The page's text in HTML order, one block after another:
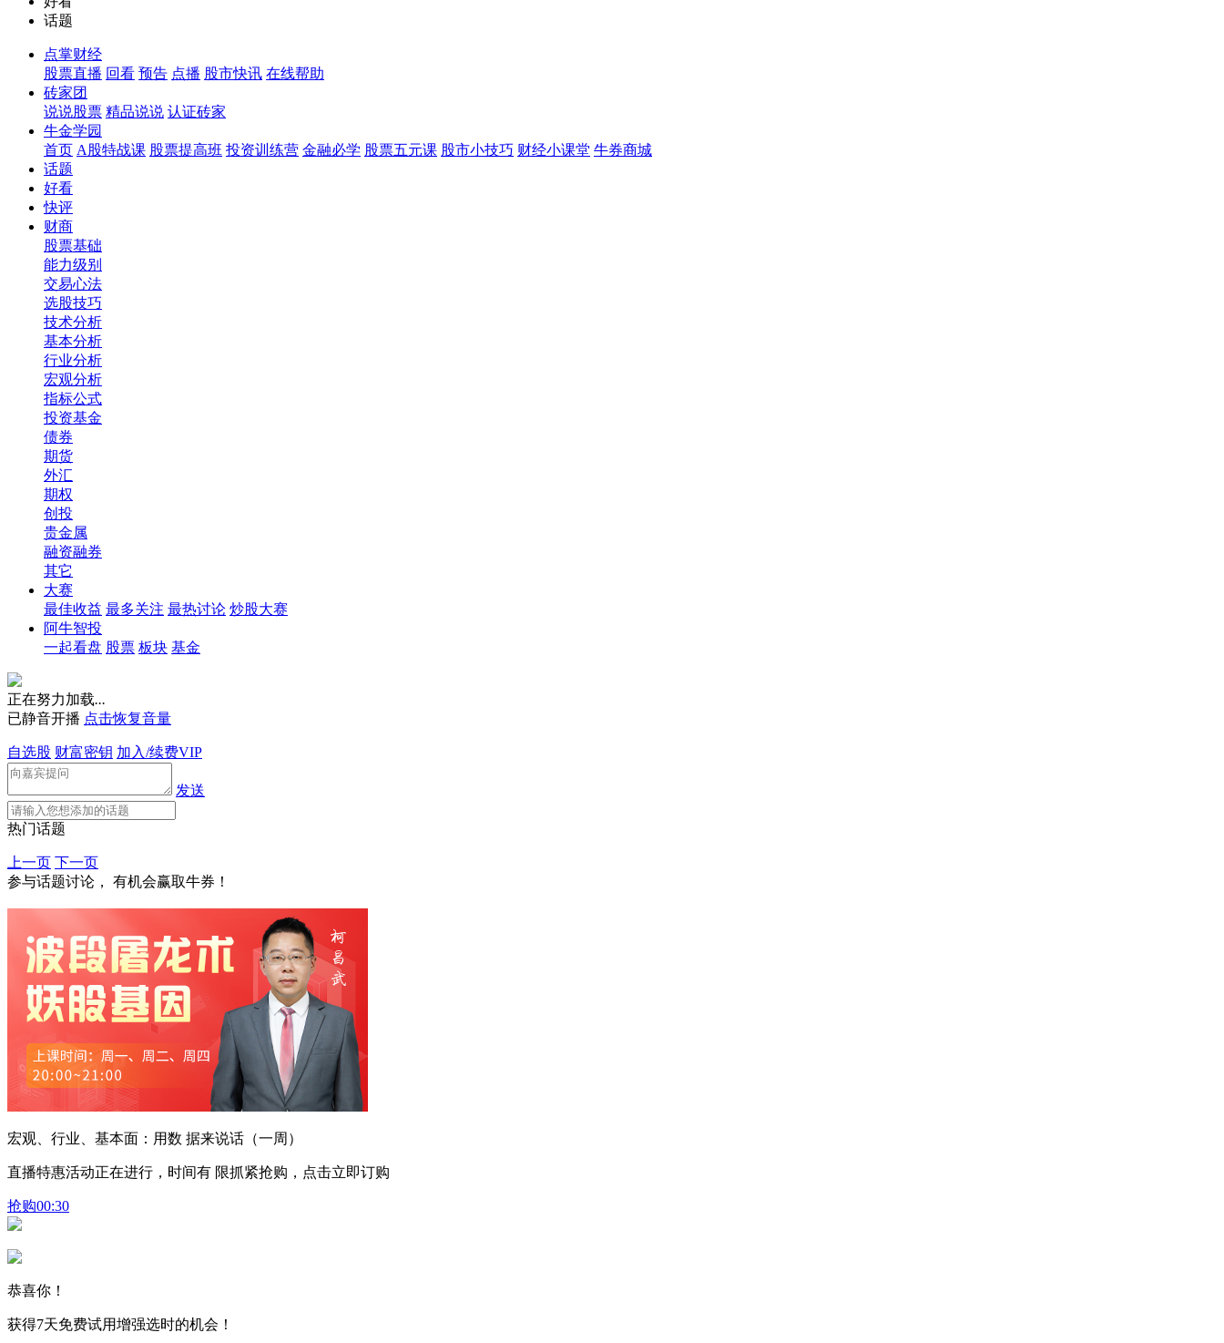
话题
点掌财经
股票直播 回看 预告 点播 股市快讯 在线帮助
砖家团
说说股票 精品说说 认证砖家
牛金学园
首页 A股特战课 股票提高班 投资训练营 金融必学 股票五元课 股市小技巧 财经小课堂 牛券商城
话题
好看
快评
财商
股票基础
能力级别
交易心法
选股技巧
技术分析
基本分析
行业分析
宏观分析
指标公式
投资基金
债券
期货
外汇
期权
创投
贵金属
融资融券
其它
大赛
最佳收益 最多关注 最热讨论 炒股大赛
阿牛智投
一起看盘 股票 板块 基金
正在努力加载...
已静音开播 点击恢复音量
自选股 财富密钥 加入/续费VIP
发送
热门话题
上一页 下一页
参与话题讨论， 有机会赢取牛券！
宏观、行业、基本面：用数 据来说话（一周）
直播特惠活动正在进行，时间有 限抓紧抢购，点击立即订购
抢购00:30
恭喜你！
获得7天免费试用增强选时的机会！